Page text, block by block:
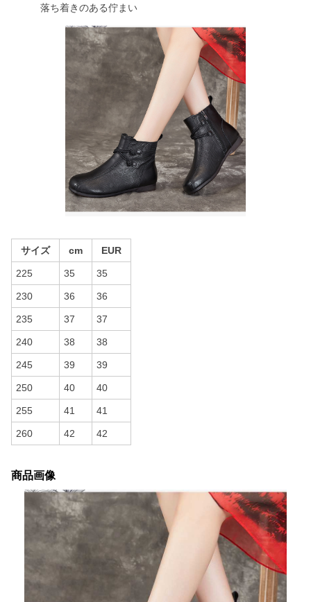
落ち着きのある佇まい
サイズ cm EUR
225 35 35
230 36 36
235 37 37
240 38 38
245 39 39
250 40 40
255 41 41
260 42 42
商品画像